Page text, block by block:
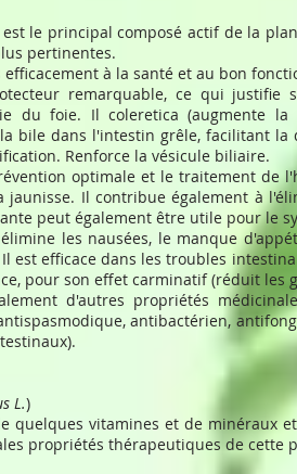
le principal composé actif de la
pertinentes.
à la santé et au bon
remarquable, ce qui justifie
du foie. Il coleretica (augmente la
bile dans l'intestin grêle, facilitant la
Renforce la vésicule biliaire.
optimale et le traitement de
Il contribue également à
peut également être utile pour le
les nausées, le manque
est efficace dans les troubles
pour son effet carminatif (réduit les
d'autres propriétés
antibactérien,
L.)
quelques vitamines et de minéraux
propriétés thérapeutiques de cette